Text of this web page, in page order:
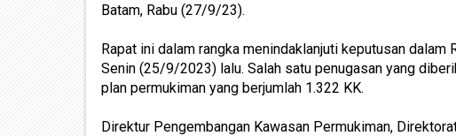
Batam, Rabu (27/9/23).
Rapat ini dalam rangka menindaklanjuti keputusan
Senin (25/9/2023) lalu. Salah satu penugasan yang
plan permukiman yang berjumlah 1.322 KK.
Direktur Pengembangan Kawasan Permukiman,